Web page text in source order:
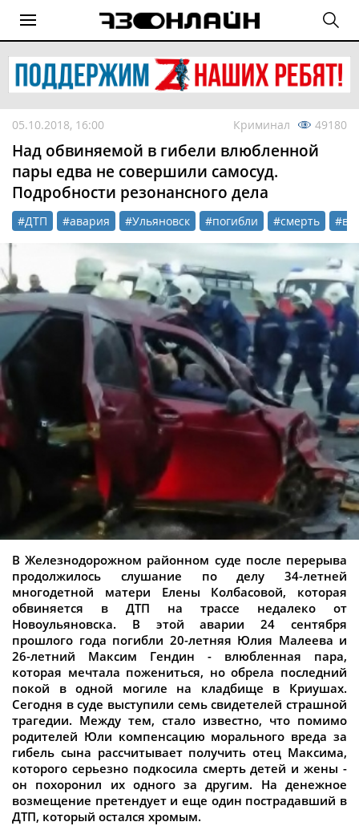
05.10.2018, 16:00 Криминал 49180
Над обвиняемой в гибели влюбленной
пары едва не совершили самосуд.
Подробности резонансного дела
#ДТП #авария #Ульяновск #погибли #смерть
В Железнодорожном районном суде после перерыва
продолжилось слушание по делу 34-летней
многодетной матери Елены Колбасовой, которая
обвиняется в ДТП на трассе недалеко от
Новоульяновска. В этой аварии 24 сентября
прошлого года погибли 20-летняя Юлия Малеева и
26-летний Максим Гендин - влюбленная пара,
которая мечтала пожениться, но обрела последний
покой в одной могиле на кладбище в Криушах.
Сегодня в суде выступили семь свидетелей страшной
трагедии. Между тем, стало известно, что помимо
родителей Юли компенсацию морального вреда за
гибель сына рассчитывает получить отец Максима,
которого серьезно подкосила смерть детей и жены -
он похоронил их одного за другим. На денежное
возмещение претендует и еще один пострадавший в
ДТП, который остался хромым.